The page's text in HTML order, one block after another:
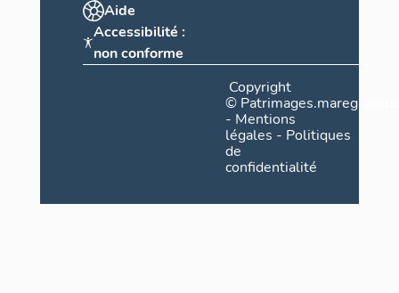
Aide
Accessibilité :
non conforme
Copyright
©
- Mentions
légales - Politiques
de
confidentialité